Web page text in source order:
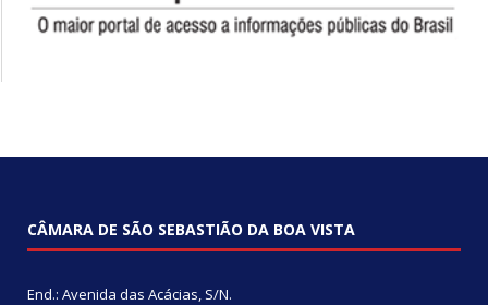
CÂMARA DE SÃO SEBASTIÃO DA BOA VISTA
End.: Avenida das Acácias, S/N.